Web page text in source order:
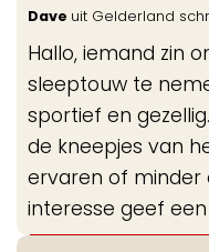
Dave uit Gelderland
Hallo, iemand zin
sleeptouw te
sportief en
de kneepjes van
ervaren of minder
interesse geef